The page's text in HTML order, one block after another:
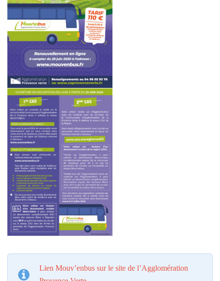
Lien Mouv’enbus sur le site de l’Agglomération